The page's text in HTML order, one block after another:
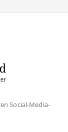
Social-Media-